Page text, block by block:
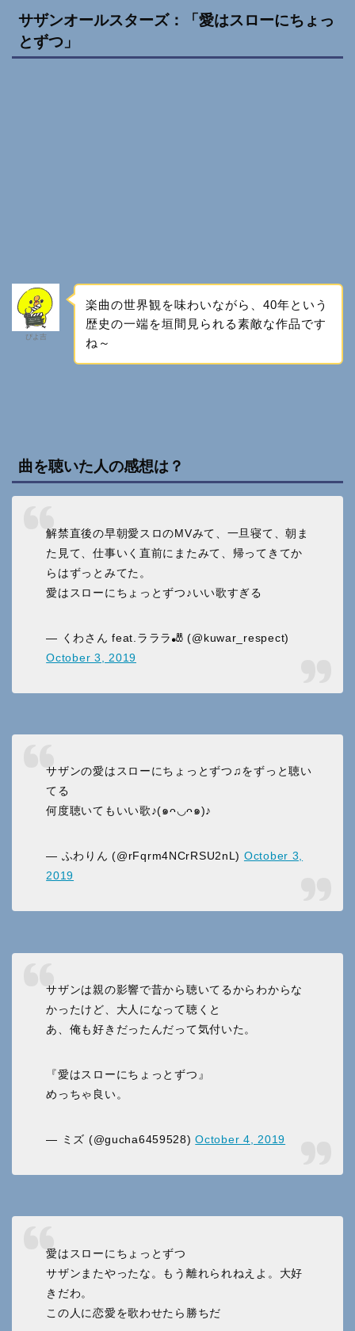
サザンオールスターズ：「愛はスローにちょっ
とずつ」
ぴよ吉
楽曲の世界観を味わいながら、40年という
歴史の一端を垣間見られる素敵な作品です
ね～
曲を聴いた人の感想は？
解禁直後の早朝愛スロのMVみて、一旦寝て、朝ま
た見て、仕事いく直前にまたみて、帰ってきてか
らはずっとみてた。
愛はスローにちょっとずつ♪いい歌すぎる
— くわさん feat.ラララ🎳 (@kuwar_respect)
October 3, 2019
サザンの愛はスローにちょっとずつ♫をずっと聴い
てる
何度聴いてもいい歌♪(๑ᴖ◡ᴖ๑)♪
— ふわりん (@rFqrm4NCrRSU2nL) October 3,
2019
サザンは親の影響で昔から聴いてるからわからな
かったけど、大人になって聴くと
あ、俺も好きだったんだって気付いた。
『愛はスローにちょっとずつ』
めっちゃ良い。
— ミズ (@gucha6459528)October 4, 2019
愛はスローにちょっとずつ
サザンまたやったな。もう離れられねえよ。大好
きだわ。
この人に恋愛を歌わせたら勝ちだ